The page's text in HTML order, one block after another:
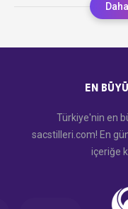
EN
Türkiye'nin en
sacstilleri.com! En
içeriğe